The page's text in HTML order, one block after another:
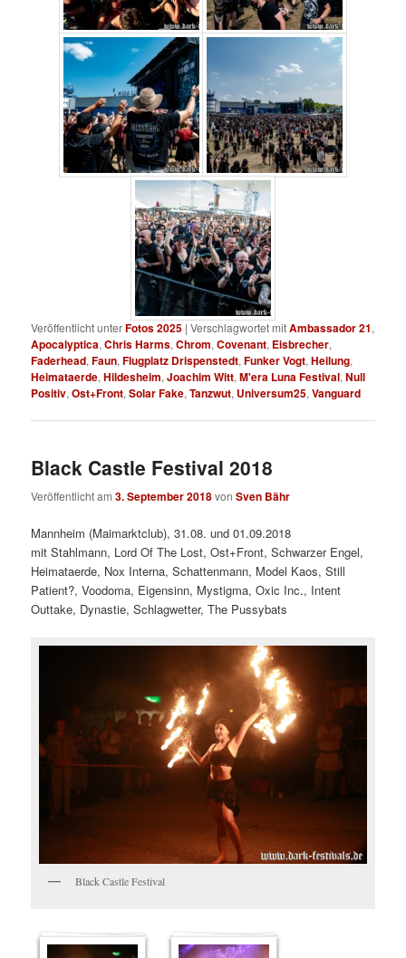
Veröffentlicht unterFotos 2025 |Verschlagwortet mitAmbassador 21,
Apocalyptica,Chris Harms,Chrom,Covenant, Eisbrecher,
Faderhead,Faun,Flugplatz Drispenstedt,Funker Vogt,Heilung,
Heimataerde,Hildesheim,Joachim Witt,M'era Luna Festival,Null
Positiv,Ost+Front,Solar Fake,Tanzwut, Universum25,Vanguard
Black Castle Festival 2018
Veröffentlicht am3. September 2018vonSven Bähr
Mannheim (Maimarktclub), 31.08. und 01.09.2018
mit Stahlmann, Lord Of The Lost, Ost+Front, Schwarzer Engel,
Heimataerde, Nox Interna, Schattenmann, Model Kaos, Still
Patient?, Voodoma, Eigensinn, Mystigma, Oxic Inc., Intent
Outtake, Dynastie, Schlagwetter, The Pussybats
Black Castle Festival